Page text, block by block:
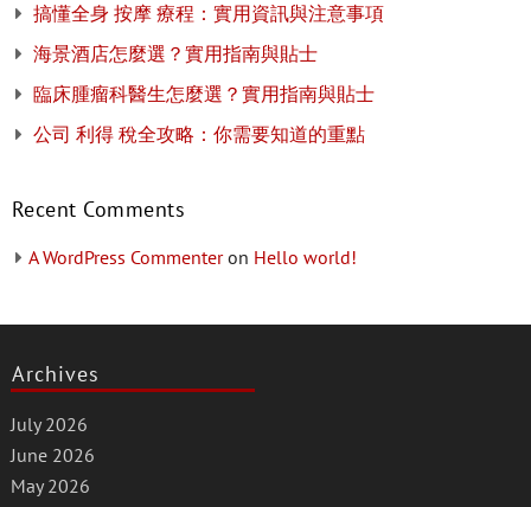
搞懂全身 按摩 療程：實用資訊與注意事項
海景酒店怎麼選？實用指南與貼士
臨床腫瘤科醫生怎麼選？實用指南與貼士
公司 利得 稅全攻略：你需要知道的重點
Recent Comments
A WordPress Commenteron Hello world!
Archives
July 2026
June 2026
May 2026